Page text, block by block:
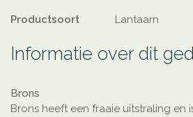
Productsoort Lantaarn
Informatie over dit
Brons
Brons heeft een fraaie uitstraling en